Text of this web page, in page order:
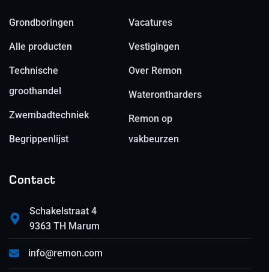
Grondboringen
Alle producten
Technische
groothandel
Zwembadtechniek
Begrippenlijst
Vacatures
Vestigingen
Over Remon
Waterontharders
Remon op
vakbeurzen
Contact
Schakelstraat 4
9363 TH Marum
info@remon.com